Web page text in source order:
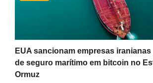
EUA sancionam empresas
de seguro marítimo em bitcoin no
Ormuz